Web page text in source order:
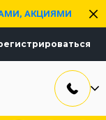
АКЦИЯМИ